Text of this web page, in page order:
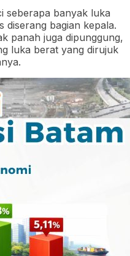
seberapa banyak luka
diserang bagian kepala.
panah juga dipunggung,
luka berat yang dirujuk